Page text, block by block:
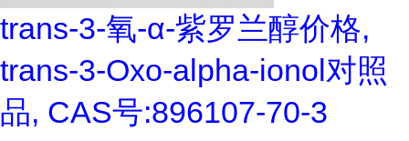
trans-3-氧-α-紫罗兰醇价格,
trans-3-Oxo-alpha-ionol对照
品, CAS号:896107-70-3